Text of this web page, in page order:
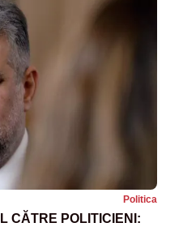
Politica
CĂTRE POLITICIENI: